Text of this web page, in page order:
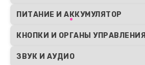
ПИТАНИЕ И АККУМУЛЯТОР
КНОПКИ И ОРГАНЫ УПРАВЛЕНИЯ
ЗВУК И АУДИО